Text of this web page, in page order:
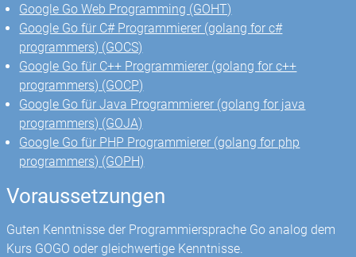
Google Go Web Programming (GOHT)
Google Go für C# Programmierer (golang for c#
programmers) (GOCS)
Google Go für C++ Programmierer (golang for c++
programmers) (GOCP)
Google Go für Java Programmierer (golang for java
programmers) (GOJA)
Google Go für PHP Programmierer (golang for php
programmers) (GOPH)
Voraussetzungen
Guten Kenntnisse der Programmiersprache Go analog dem
Kurs GOGO oder gleichwertige Kenntnisse.